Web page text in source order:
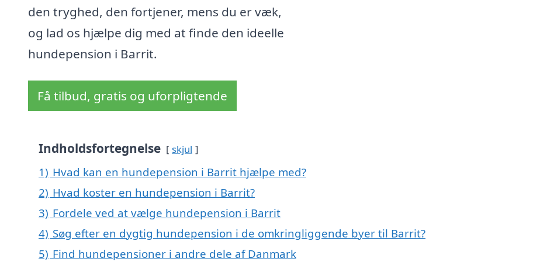
den tryghed, den fortjener, mens du er væk,
og lad os hjælpe dig med at finde den ideelle
hundepension i Barrit.
Få tilbud, gratis og uforpligtende
Indholdsfortegnelse skjul
1) Hvad kan en hundepension i Barrit hjælpe med?
2) Hvad koster en hundepension i Barrit?
3) Fordele ved at vælge hundepension i Barrit
4) Søg efter en dygtig hundepension i de omkringliggende byer til Barrit?
5) Find hundepensioner i andre dele af Danmark